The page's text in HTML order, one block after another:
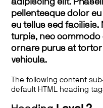
adipiscing elit.
pellentesque dolor
eu tellus sed facilisis.
turpis, nec commodo
ornare purus at tortor
vehicula.
The following content
default HTML heading